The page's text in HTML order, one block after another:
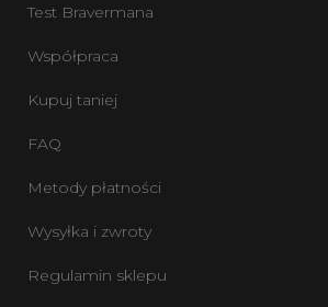
Test Bravermana
Współpraca
Kupuj taniej
FAQ
Metody płatności
Wysyłka i zwroty
Regulamin sklepu